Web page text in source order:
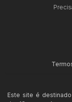
Este site é